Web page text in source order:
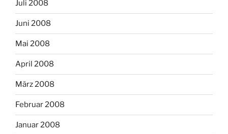
Juli 2008
Juni 2008
Mai 2008
April 2008
März 2008
Februar 2008
Januar 2008